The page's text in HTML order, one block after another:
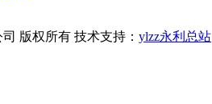
版权所有 技术支持： ylzz永利总站